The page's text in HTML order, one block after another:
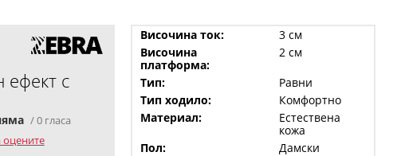
с
/ 0 гласа
оцените
Височина ток:
3 см
Височина
платформа:
2 см
Тип:
Равни
Тип ходило:
Комфортно
Материал:
Естествена
кожа
Пол:
Дамски